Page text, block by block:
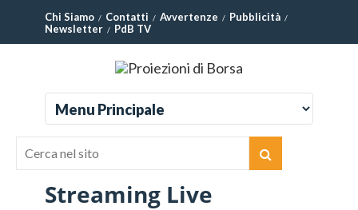
Chi Siamo Contatti Avvertenze
Pubblicità
Newsletter
PdB TV
Streaming Live